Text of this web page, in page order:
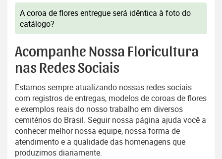
A coroa de flores entregue será idêntica à foto do
catálogo?
Acompanhe Nossa Floricultura
nas Redes Sociais
Estamos sempre atualizando nossas redes sociais
com registros de entregas, modelos de coroas de flores
e exemplos reais do nosso trabalho em diversos
cemitérios do Brasil. Seguir nossa página ajuda você a
conhecer melhor nossa equipe, nossa forma de
atendimento e a qualidade das homenagens que
produzimos diariamente.